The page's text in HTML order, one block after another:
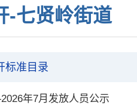
-七贤岭街道
标准目录
年7月发放人员公示